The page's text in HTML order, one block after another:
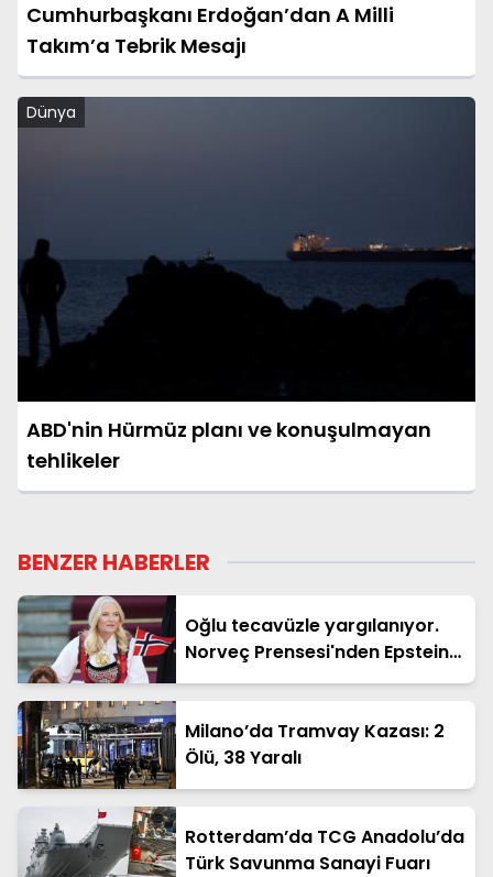
Cumhurbaşkanı Erdoğan’dan A Milli
Takım’a Tebrik Mesajı
Dünya
ABD'nin Hürmüz planı ve konuşulmayan
tehlikeler
BENZER HABERLER
Oğlu tecavüzle yargılanıyor.
Norveç Prensesi'nden Epstein
itirafı
Milano’da Tramvay Kazası: 2
Ölü, 38 Yaralı
Rotterdam’da TCG Anadolu’da
Türk Savunma Sanayi Fuarı